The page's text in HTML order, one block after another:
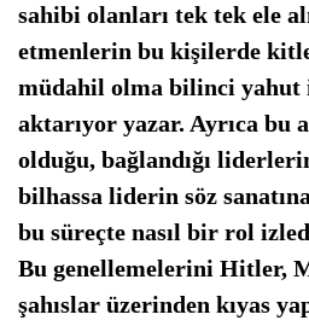
sahibi olanları tek tek ele
etmenlerin bu kişilerde
müdahil olma bilinci yahut
aktarıyor yazar. Ayrıca bu
olduğu, bağlandığı
bilhassa liderin söz
bu süreçte nasıl bir rol
Bu genellemelerini Hitler,
şahıslar üzerinden kıyas